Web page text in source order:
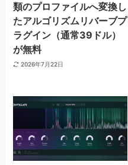
類のプロファイルへ変換し
たアルゴリズムリバーブプ
ラグイン（通常39ドル）
が無料
2026年7月22日